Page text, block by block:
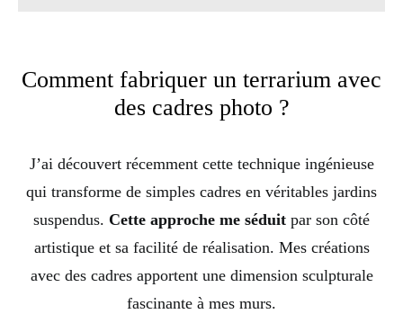
Comment fabriquer un terrarium avec
des cadres photo ?
J’ai découvert récemment cette technique ingénieuse
qui transforme de simples cadres en véritables jardins
suspendus. Cette approche me séduit par son côté
artistique et sa facilité de réalisation. Mes créations
avec des cadres apportent une dimension sculpturale
fascinante à mes murs.